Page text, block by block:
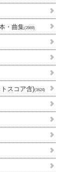
・曲集(2669)
スコア含)(1624)